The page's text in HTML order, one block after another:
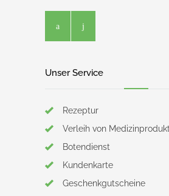
Unser Service
Rezeptur
Verleih von
Botendienst
Kundenkarte
Geschenkgutscheine